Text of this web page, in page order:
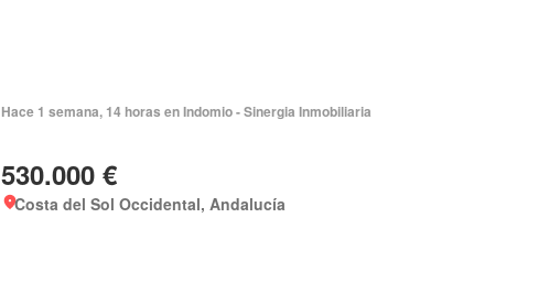
Hace 1 semana, 14 horas en Indomio - Sinergia Inmobiliaria
530.000 €
Costa del Sol Occidental, Andalucía